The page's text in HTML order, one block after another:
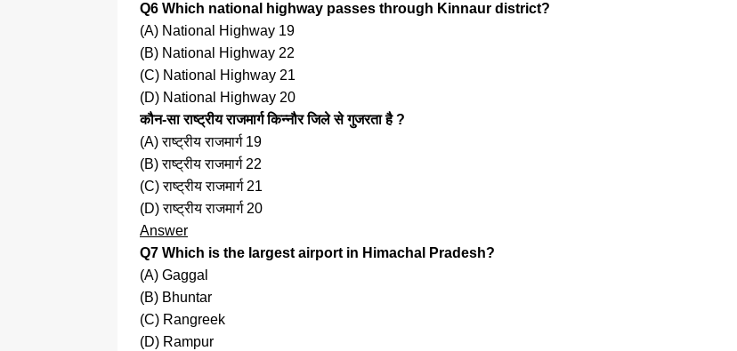
Q6 Which national highway passes through Kinnaur district?
(A) National Highway 19
(B) National Highway 22
(C) National Highway 21
(D) National Highway 20
कौन-सा राष्ट्रीय राजमार्ग किन्नौर जिले से गुजरता है ?
(A) राष्ट्रीय राजमार्ग 19
(B) राष्ट्रीय राजमार्ग 22
(C) राष्ट्रीय राजमार्ग 21
(D) राष्ट्रीय राजमार्ग 20
Answer
Q7 Which is the largest airport in Himachal Pradesh?
(A) Gaggal
(B) Bhuntar
(C) Rangreek
(D) Rampur